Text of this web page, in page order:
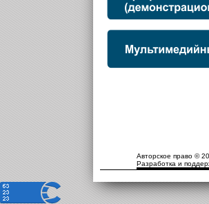
Авторское право ©
Разработка и